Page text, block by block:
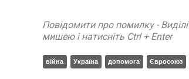
Повідомити про помилку -
мишею і натисніть Ctrl + Enter
війна Україна допомога Євросоюз